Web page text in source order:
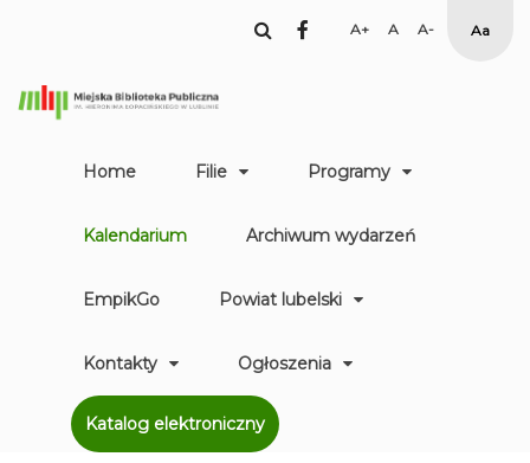
facebook
Set Set
Smaller
High
Home Filie Programy
Kalendarium Archiwum wydarzeń
EmpikGo Powiat lubelski
Kontakty Ogłoszenia
Katalog elektroniczny